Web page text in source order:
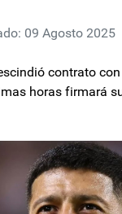
09 Agosto 2025
contrato
horas firmará